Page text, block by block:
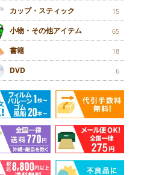
カップ・スティック 15
小物・その他アイテム 65
書籍 18
DVD 6